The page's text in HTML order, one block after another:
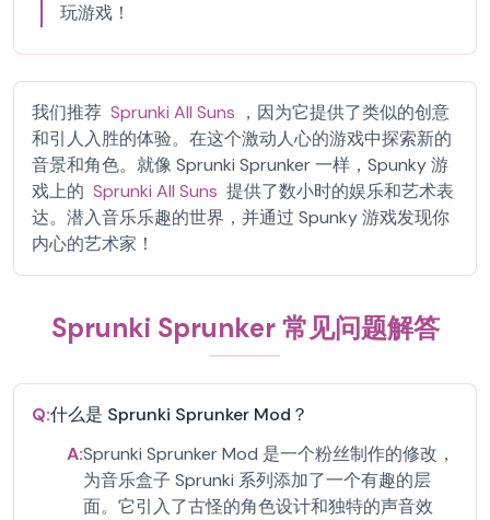
玩游戏！
我们推荐 Sprunki All Suns ，因为它提供了类似的创意
和引人入胜的体验。在这个激动人心的游戏中探索新的
音景和角色。就像 Sprunki Sprunker 一样，Spunky 游
戏上的 Sprunki All Suns 提供了数小时的娱乐和艺术表
达。潜入音乐乐趣的世界，并通过 Spunky 游戏发现你
内心的艺术家！
Sprunki Sprunker 常见问题解答
Q:什么是 Sprunki Sprunker Mod？
A:Sprunki Sprunker Mod 是一个粉丝制作的修改，
为音乐盒子 Sprunki 系列添加了一个有趣的层
面。它引入了古怪的角色设计和独特的声音效